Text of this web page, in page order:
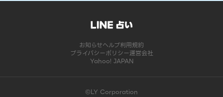
お知らせヘルプ利用規約
プライバシーポリシー運営会社
Yahoo! JAPAN
©LY Corporation